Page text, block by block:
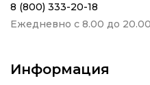
8 (800) 333-20-18
Ежедневно с 8.00 до 20.00
Информация